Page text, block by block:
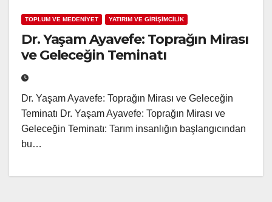
TOPLUM VE MEDENİYET YATIRIM VE GİRİŞİMCİLİK
Dr. Yaşam Ayavefe: Toprağın Mirası
ve Geleceğin Teminatı
Dr. Yaşam Ayavefe: Toprağın Mirası ve Geleceğin
Teminatı Dr. Yaşam Ayavefe: Toprağın Mirası ve
Geleceğin Teminatı: Tarım insanlığın başlangıcından
bu…